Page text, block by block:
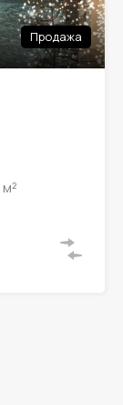
Продажа
м²